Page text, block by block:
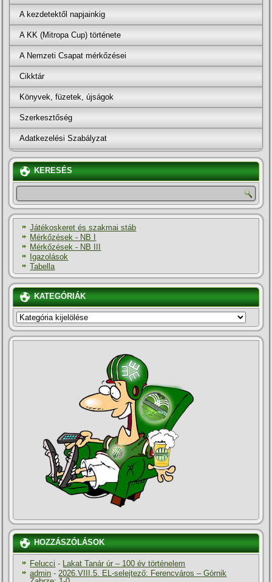
A kezdetektől napjainkig
A KK (Mitropa Cup) története
A Nemzeti Csapat mérkőzései
Cikktár
Könyvek, füzetek, újságok
Szerkesztőség
Adatkezelési Szabályzat
KERESÉS
Játékoskeret és szakmai stáb
Mérkőzések - NB I
Mérkőzések - NB III
Igazolások
Tabella
KATEGÓRIÁK
KATEGÓRIÁK
HOZZÁSZÓLÁSOK
Felucci - Lakat Tanár úr – 100 év történelem
admin -2026.VIII.5. EL-selejtező: Ferencváros – Górnik